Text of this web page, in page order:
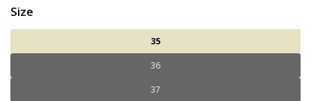
Size
35
36
37